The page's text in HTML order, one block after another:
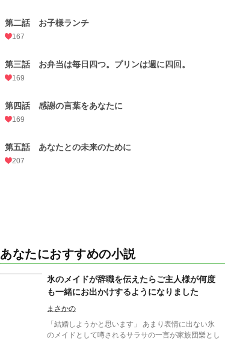
第二話 お子様ランチ
167
第三話 お弁当は毎日四つ。プリンは週に四回。
169
第四話 感謝の言葉をあなたに
169
第五話 あなたとの未来のために
207
あなたにおすすめの小説
氷のメイドが辞職を伝えたらご主人様が何度
も一緒にお出かけするようになりました
まさかの
「結婚しようかと思います」 あまり表情に出ない氷
のメイドとして噂されるサラサの一言が家族団欒とし